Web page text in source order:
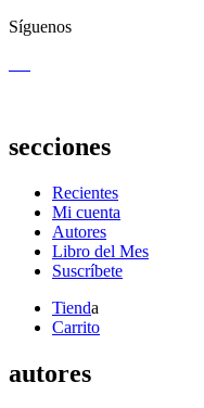
Síguenos
secciones
Recientes
Mi cuenta
Autores
Libro del Mes
Suscríbete
Tienda
Carrito
autores